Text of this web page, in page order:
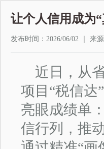
让个人信用成为
发布时间：2026/06/02 来
近日，从
项目“税信达
亮眼成绩单
信行列，推